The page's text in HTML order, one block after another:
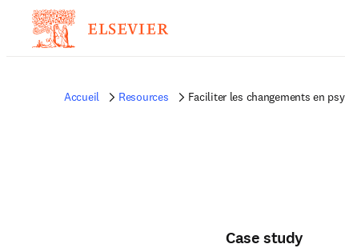
Accueil Resources Faciliter les changements en
Case study